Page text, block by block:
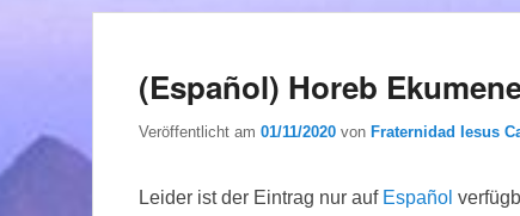
(Español) Horeb
Veröffentlicht am 01/11/2020 von Fraternidad Iesus
Leider ist der Eintrag nur auf Español